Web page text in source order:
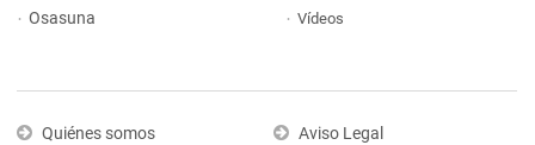
Osasuna
Vídeos
Quiénes somos Aviso Legal